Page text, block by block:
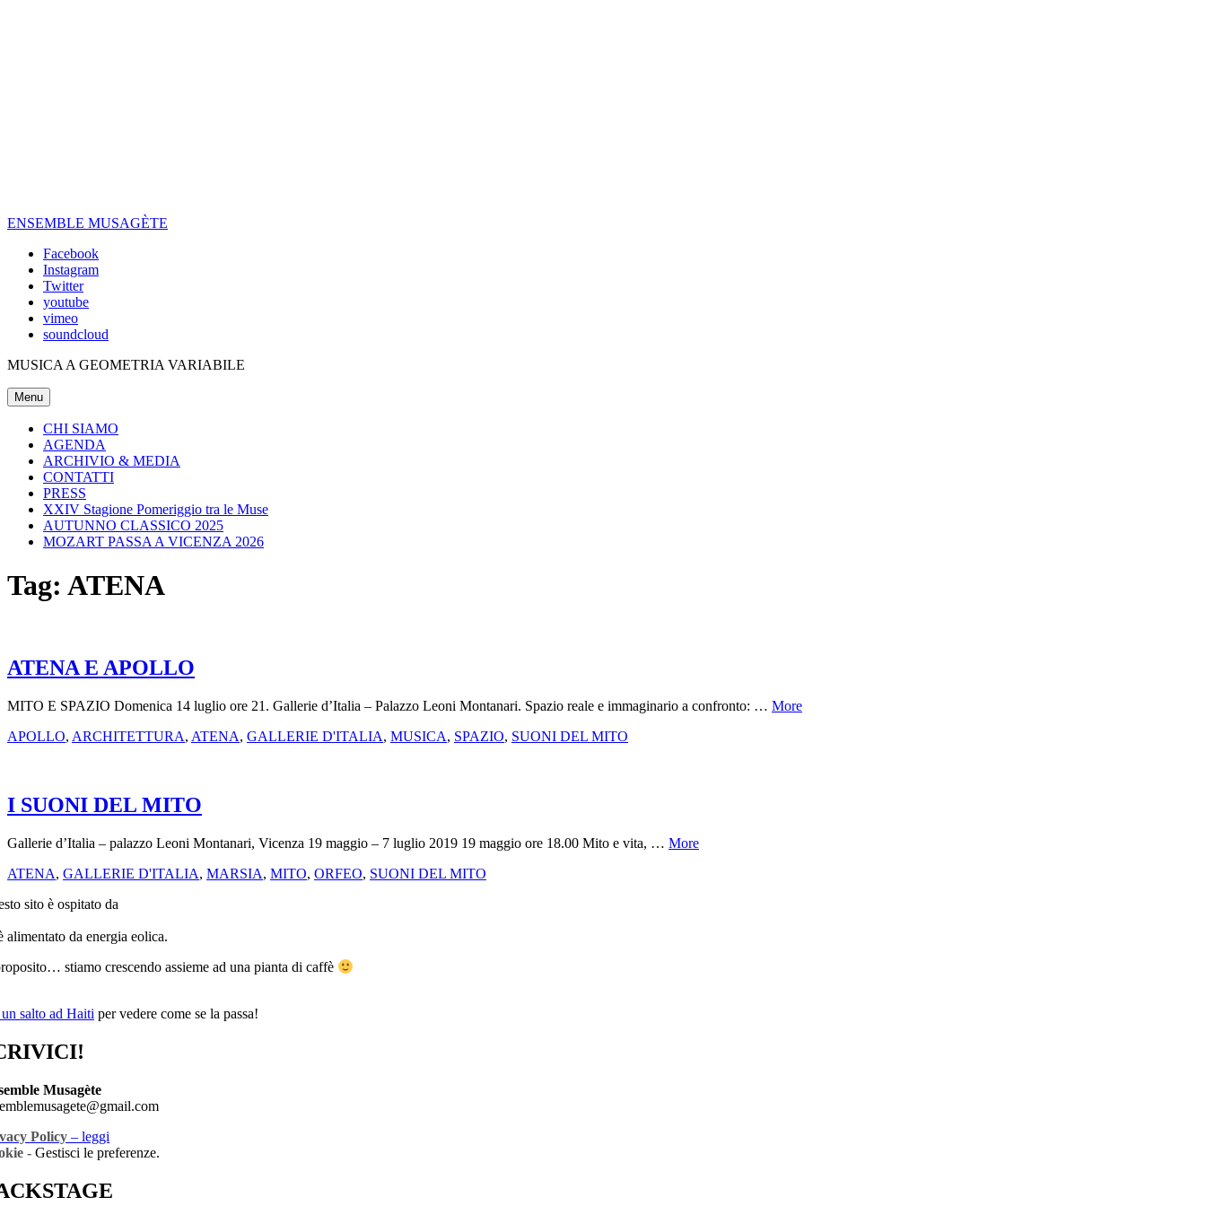
ENSEMBLE MUSAGÈTE
Facebook
Instagram
Twitter
youtube
vimeo
soundcloud
MUSICA A GEOMETRIA VARIABILE
Menu
CHI SIAMO
AGENDA
ARCHIVIO & MEDIA
CONTATTI
PRESS
XXIV Stagione Pomeriggio tra le Muse
AUTUNNO CLASSICO 2025
MOZART PASSA A VICENZA 2026
Tag: ATENA
ATENA E APOLLO
MITO E SPAZIO Domenica 14 luglio ore 21. Gallerie d’Italia – Palazzo Leoni Montanari. Spazio reale e immaginario a confronto: … More
APOLLO, ARCHITETTURA, ATENA, GALLERIE D'ITALIA, MUSICA, SPAZIO, SUONI DEL MITO
I SUONI DEL MITO
Gallerie d’Italia – palazzo Leoni Montanari, Vicenza 19 maggio – 7 luglio 2019 19 maggio ore 18.00 Mito e vita, … More
ATENA, GALLERIE D'ITALIA, MARSIA, MITO, ORFEO, SUONI DEL MITO
sito è ospitato da
alimentato da energia eolica.
stiamo crescendo assieme ad una pianta di caffè
salto ad Haiti per vedere come se la passa!
Musagète
Policy – leggi
- Gestisci le preferenze.